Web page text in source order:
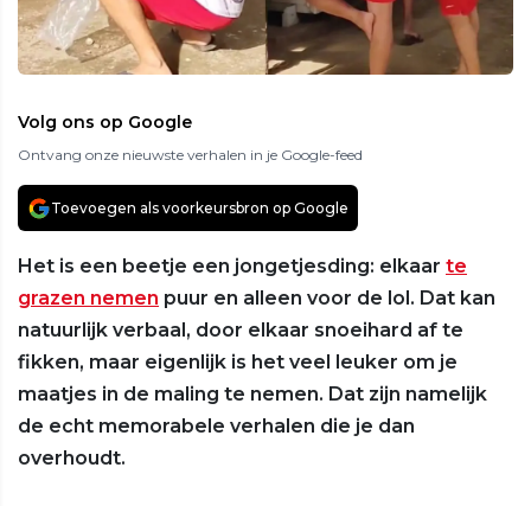
Volg ons op Google
Ontvang onze nieuwste verhalen in je Google-feed
Toevoegen als voorkeursbron op Google
Het is een beetje een jongetjesding: elkaar te
grazen nemen puur en alleen voor de lol. Dat kan
natuurlijk verbaal, door elkaar snoeihard af te
fikken, maar eigenlijk is het veel leuker om je
maatjes in de maling te nemen. Dat zijn namelijk
de echt memorabele verhalen die je dan
overhoudt.